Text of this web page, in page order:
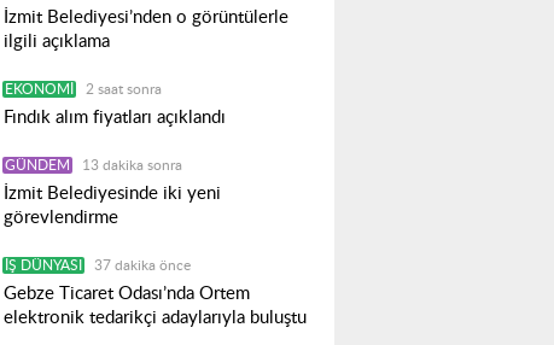
İzmit Belediyesi’nden o görüntülerle
ilgili açıklama
EKONOMI 2 saat sonra
Fındık alım fiyatları açıklandı
GÜNDEM 13 dakika sonra
İzmit Belediyesinde iki yeni
görevlendirme
İŞ DÜNYASI 37 dakika önce
Gebze Ticaret Odası’nda Ortem
elektronik tedarikçi adaylarıyla buluştu